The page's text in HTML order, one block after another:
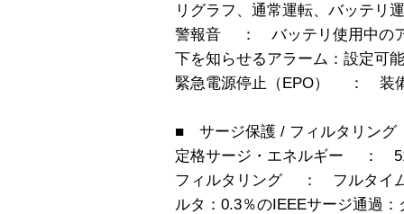
リグラフ、通常運転、バッテリ
警報音 ： バッテリ使用中のア
下を知らせるアラーム：設定可
緊急電源停止（EPO） ： 装
■ サージ保護 / フィルタリング
定格サージ・エネルギー ：
フィルタリング ： フルタイム
ルタ：0.3％のIEEEサージ通過